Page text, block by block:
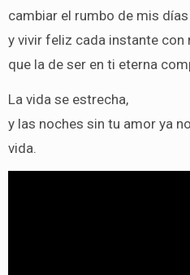
cambiar el rumbo de mis días
y vivir feliz cada instante con
que la de ser en ti eterna
La vida se estrecha,
y las noches sin tu amor ya
vida.